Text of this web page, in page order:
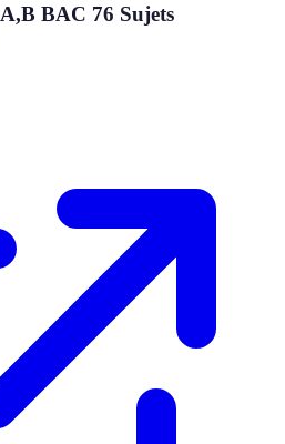
BAC 76 Sujets